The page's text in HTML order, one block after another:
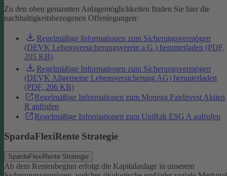
Zu den oben genannten Anlagemöglichkeiten finden Sie hier die
nachhaltigkeitsbezogenen Offenlegungen:
Regelmäßige Informationen zum Sicherungsvermögen
(DEVK Lebensversicherungsverein a.G.) herunterladen (PDF,
205 KB)
Regelmäßige Informationen zum Sicherungsvermögen
(DEVK Allgemeine Lebensversicherung AG) herunterladen
(PDF, 206 KB)
Regelmäßige Informationen zum Monega FairInvest Aktien
R aufrufen
Regelmäßige Informationen zum UniRak ESG A aufrufen
SpardaFlexiRente Strategie
SpardaFlexiRente Strategie
Ab dem Rentenbeginn erfolgt die Kapitalanlage in unserem